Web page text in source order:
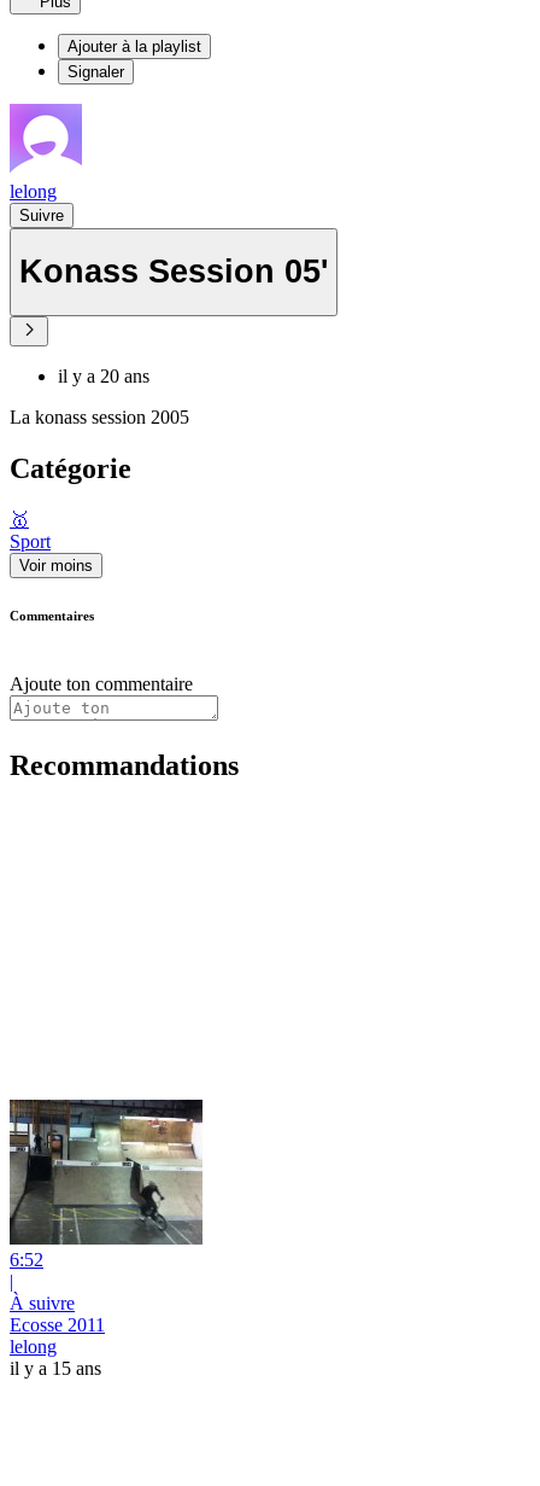
Ajouter à la playlist
Signaler
lelong
Suivre
Konass Session 05'
il y a 20 ans
La konass session 2005
Catégorie
🥇
Sport
Voir moins
Commentaires
Ajoute ton commentaire
Recommandations
6:52
|
À suivre
Ecosse 2011
lelong
il y a 15 ans